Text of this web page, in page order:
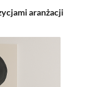
aranżacji